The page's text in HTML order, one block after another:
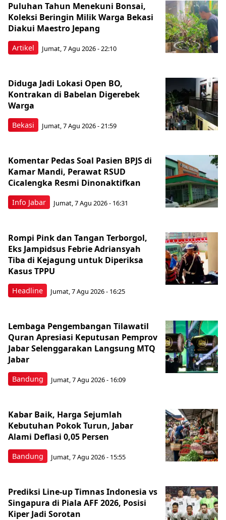
Artikel
Puluhan Tahun Menekuni Bonsai,
Koleksi Beringin Milik Warga Bekasi
Diakui Maestro Jepang
Jumat, 7 Agu 2026 - 22:10
Bekasi
Diduga Jadi Lokasi Open BO,
Kontrakan di Babelan Digerebek
Warga
Jumat, 7 Agu 2026 - 21:59
Info Jabar
Komentar Pedas Soal Pasien BPJS di
Kamar Mandi, Perawat RSUD
Cicalengka Resmi Dinonaktifkan
Jumat, 7 Agu 2026 - 16:31
Headline
Rompi Pink dan Tangan Terborgol,
Eks Jampidsus Febrie Adriansyah
Tiba di Kejagung untuk Diperiksa
Kasus TPPU
Jumat, 7 Agu 2026 - 16:25
Bandung
Lembaga Pengembangan Tilawatil
Quran Apresiasi Keputusan Pemprov
Jabar Selenggarakan Langsung MTQ
Jabar
Jumat, 7 Agu 2026 - 16:09
Bandung
Kabar Baik, Harga Sejumlah
Kebutuhan Pokok Turun, Jabar
Alami Deflasi 0,05 Persen
Jumat, 7 Agu 2026 - 15:55
Prediksi Line-up Timnas Indonesia vs
Singapura di Piala AFF 2026, Posisi
Kiper Jadi Sorotan